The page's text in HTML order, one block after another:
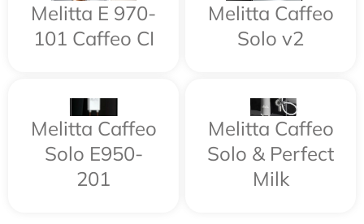
Melitta Е 970-
101 Caffeo CI
Melitta Caffeo
Solo v2
Melitta Caffeo
Solo E950-
201
Melitta Caffeo
Solo & Perfect
Milk